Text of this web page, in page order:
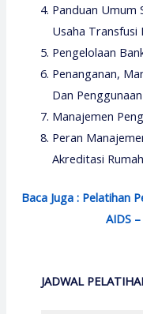
Panduan Umum
Usaha Transfusi
Pengelolaan
Penanganan,
Dan
Manajemen
Peran
Akreditasi
Baca Juga : Pelatihan
AIDS
JADWAL